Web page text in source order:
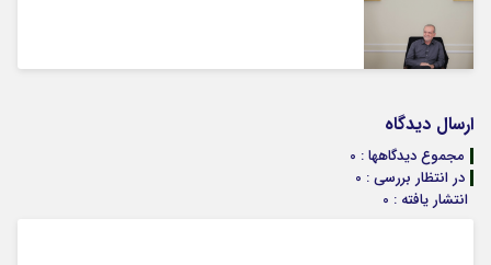
ارسال دیدگاه
مجموع دیدگاهها : 0
در انتظار بررسی : 0
انتشار یافته : 0